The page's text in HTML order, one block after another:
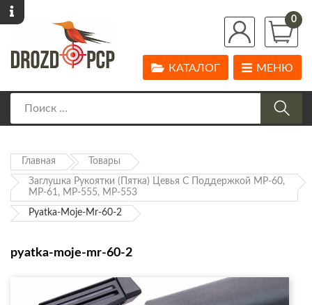
0
МЕНЮ
КАТАЛОГ
Главная Товары
Заглушка Рукоятки (Пятка) Цевья С Поддержкой МР-60,
МР-61, МР-555, МР-553
Pyatka-Moje-Mr-60-2
pyatka-moje-mr-60-2